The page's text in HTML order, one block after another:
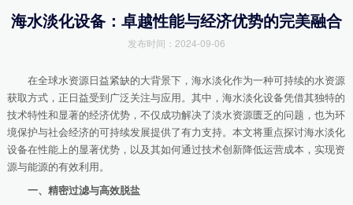
海水淡化设备：卓越性能与经济优势的完美融合
发布时间：2024-09-06
在全球水资源日益紧缺的大背景下，海水淡化作为一种可持续的水资源
获取方式，正日益受到广泛关注与应用。其中，海水淡化设备凭借其独特的
技术特性和显著的经济优势，不仅成功解决了淡水资源匮乏的问题，也为环
境保护与社会经济的可持续发展提供了有力支持。本文将重点探讨海水淡化
设备在性能上的显著优势，以及其如何通过技术创新降低运营成本，实现资
源与能源的有效利用。
一、精密过滤与高效脱盐